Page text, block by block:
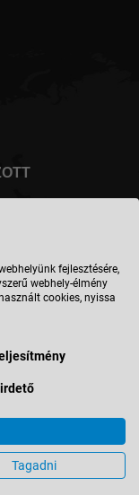
ÁSZF
fejlesztésére,
webhely-élmény
cookies, nyissa
Tagadni